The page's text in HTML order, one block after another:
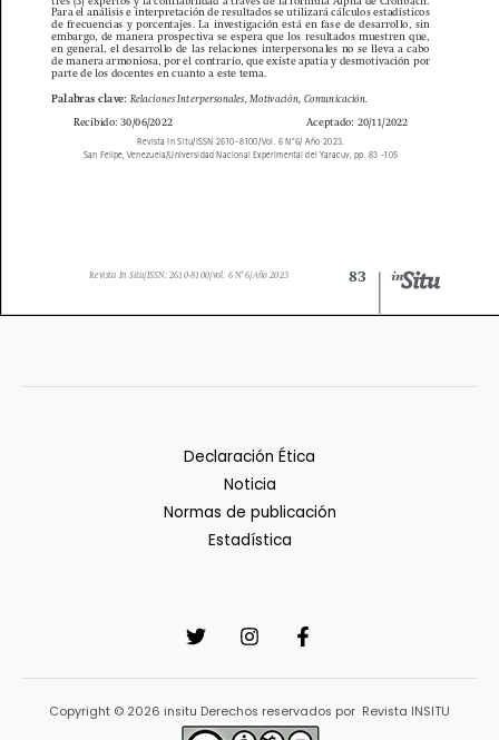
Declaración Ética
Noticia
Normas de publicación
Estadística
Copyright © 2026 insitu Derechos reservados por Revista INSITU